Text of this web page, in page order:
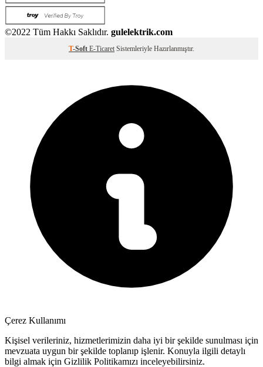
©2022 Tüm Hakkı Saklıdır. gulelektrik.com
T-Soft E-Ticaret Sistemleriyle Hazırlanmıştır.
Çerez Kullanımı
Kişisel verileriniz, hizmetlerimizin daha iyi bir şekilde sunulması için
mevzuata uygun bir şekilde toplanıp işlenir. Konuyla ilgili detaylı
bilgi almak için Gizlilik Politikamızı inceleyebilirsiniz.